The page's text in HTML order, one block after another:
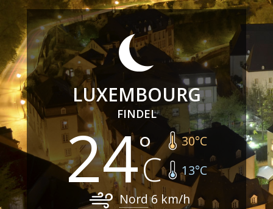
LUXEMBOURG
FINDEL
24 30°C
13°C
Nord6 km/h